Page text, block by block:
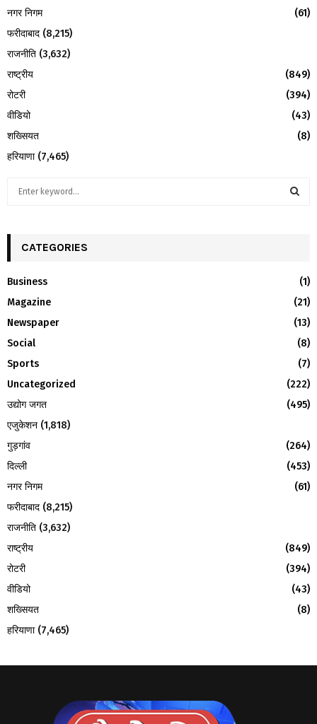
नगर निगम
(61)
फरीदाबाद (8,215)
राजनीति (3,632)
राष्ट्रीय
(849)
रोटरी
(394)
वीडियो
(43)
शख्सियत
(8)
हरियाणा(7,465)
h
o
r
:
R
CATEGORIES
Business
(1)
Magazine
(21)
Newspaper
(13)
Social
(8)
Sports
(7)
Uncategorized
(222)
उद्योग जगत
(495)
एजुकेशन (1,818)
गुड़गांव
(264)
दिल्ली
(453)
नगर निगम
(61)
फरीदाबाद (8,215)
राजनीति (3,632)
राष्ट्रीय
(849)
रोटरी
(394)
वीडियो
(43)
शख्सियत
(8)
हरियाणा(7,465)